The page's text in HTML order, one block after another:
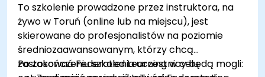
To szkolenie prowadzone przez instruktora, na
żywo w Toruń (online lub na miejscu), jest
skierowane do profesjonalistów na poziomie
średniozaawansowanym, którzy chcą
zastosować Federated Learning w celu
Po zakończeniu szkolenia uczestnicy będą mogli: